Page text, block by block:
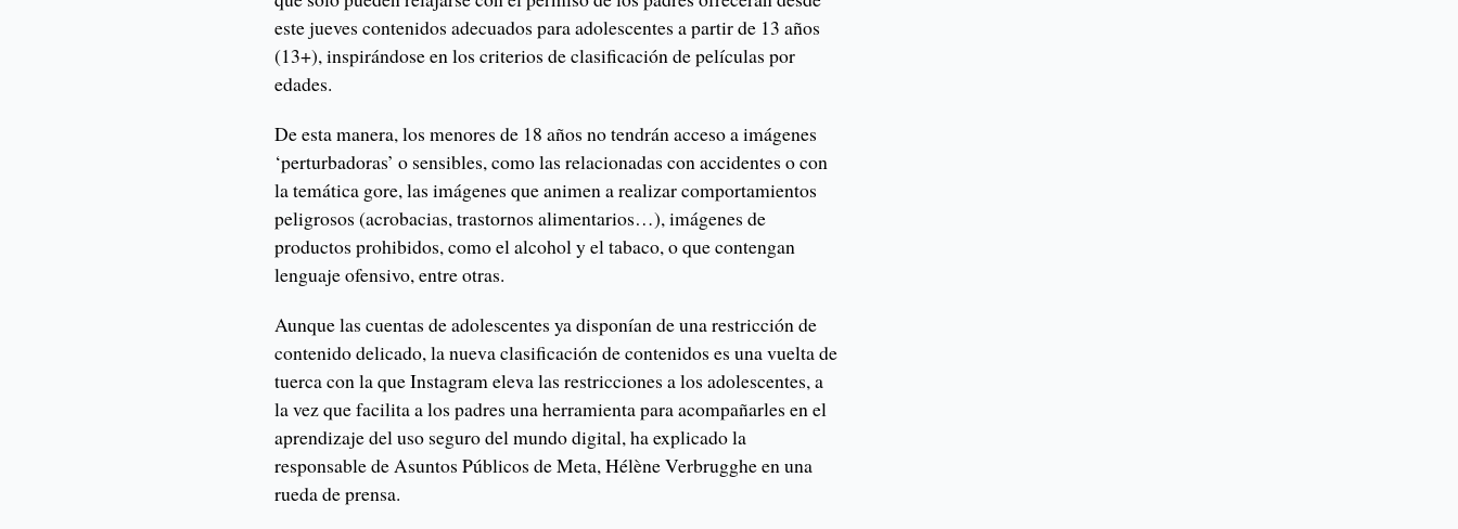
este jueves contenidos adecuados para adolescentes a partir de 13 años
(13+), inspirándose en los criterios de clasificación de películas por
edades.
De esta manera, los menores de 18 años no tendrán acceso a imágenes
‘perturbadoras’ o sensibles, como las relacionadas con accidentes o con
la temática gore, las imágenes que animen a realizar comportamientos
peligrosos (acrobacias, trastornos alimentarios…), imágenes de
productos prohibidos, como el alcohol y el tabaco, o que contengan
lenguaje ofensivo, entre otras.
Aunque las cuentas de adolescentes ya disponían de una restricción de
contenido delicado, la nueva clasificación de contenidos es una vuelta de
tuerca con la que Instagram eleva las restricciones a los adolescentes, a
la vez que facilita a los padres una herramienta para acompañarles en el
aprendizaje del uso seguro del mundo digital, ha explicado la
responsable de Asuntos Públicos de Meta, Hélène Verbrugghe en una
rueda de prensa.